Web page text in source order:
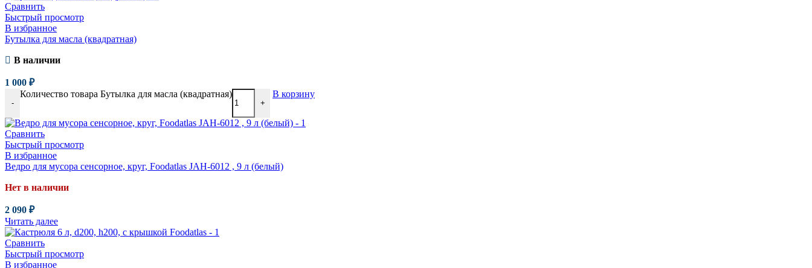
Сравнить
Быстрый просмотр
В избранное
Бутылка для масла (квадратная)
В наличии
1 000 ₽
-
Количество товара Бутылка для масла (квадратная)
+
В корзину
Сравнить
Быстрый просмотр
В избранное
Ведро для мусора сенсорное, круг, Foodatlas JAH-6012 , 9 л (белый)
Нет в наличии
2 090 ₽
Читать далее
Сравнить
Быстрый просмотр
В избранное